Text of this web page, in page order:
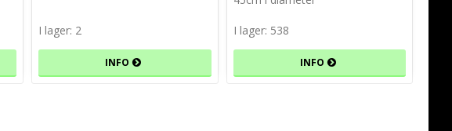
I lager: 2
INFO
I lager: 538
INFO